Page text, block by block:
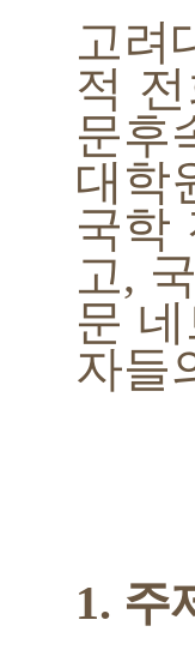
고려
적
문후
대학
국학
고,
문
자들
1. 주